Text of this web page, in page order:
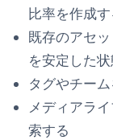
比率を作成す
既存のアセ
を安定した
タグやチー
メディアラ
索する